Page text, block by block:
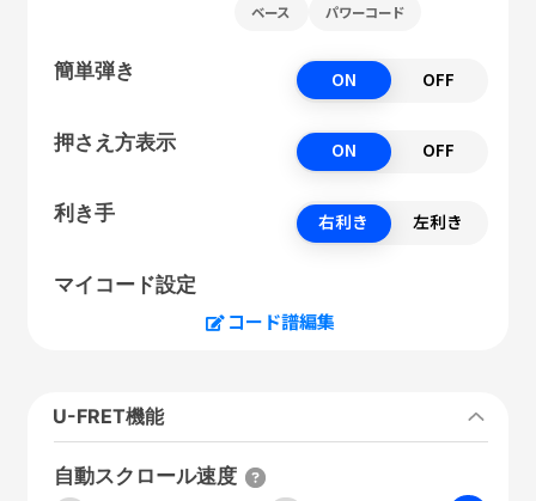
ベース パワーコード
簡単弾き ON OFF
押さえ方表示 ON OFF
利き手 右利き 左利き
マイコード設定
コード譜編集
U-FRET機能
自動スクロール速度